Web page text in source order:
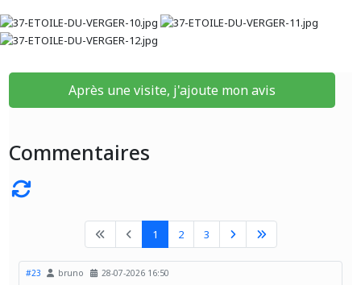
Après une visite, j'ajoute mon avis
Commentaires
1 2 3
#23 bruno 28-07-2026 16:50